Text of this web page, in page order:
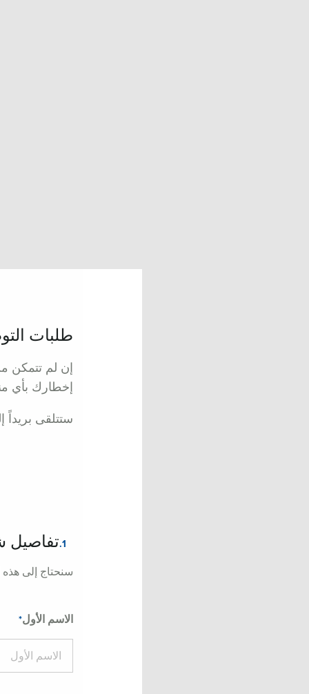
طلبات
إن لم تتمكن
إخطارك بأي
ستتلقى بريداً
1.
سنحتاج إلى
الاسم الأول